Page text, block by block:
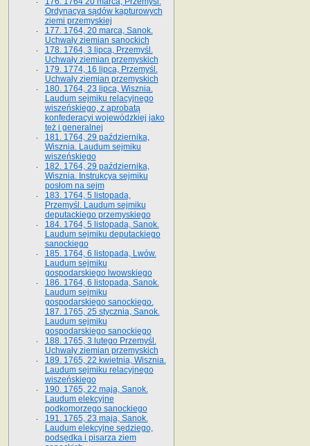
Ordynacya sądów kapturowych
ziemi przemyskiej
177. 1764, 20 marca, Sanok.
Uchwały ziemian sanockich
178. 1764, 3 lipca, Przemyśl.
Uchwały ziemian przemyskich
179. 1774, 16 lipca, Przemyśl.
Uchwały ziemian przemyskich
180. 1764, 23 lipca, Wisznia.
Laudum sejmiku relacyjnego
wiszeńskiego, z aprobatą
konfederacyi wojewódzkiej jako
też i generalnej
181. 1764, 29 października,
Wisznia. Laudum sejmiku
wiszeńskiego
182. 1764, 29 października,
Wisznia. Instrukcya sejmiku
posłom na sejm
183. 1764, 5 listopada,
Przemyśl. Laudum sejmiku
deputackiego przemyskiego
184. 1764, 5 listopada, Sanok.
Laudum sejmiku deputackiego
sanockiego
185. 1764, 6 listopada, Lwów.
Laudum sejmiku
gospodarskiego lwowskiego
186. 1764, 6 listopada, Sanok.
Laudum sejmiku
gospodarskiego sanockiego.
187. 1765, 25 stycznia, Sanok.
Laudum sejmiku
gospodarskiego sanockiego
188. 1765, 3 lutego Przemyśl.
Uchwały ziemian przemyskich
189. 1765, 22 kwietnia, Wisznia.
Laudum sejmiku relacyjnego
wiszeńskiego
190. 1765, 22 maja, Sanok.
Laudum elekcyjne
podkomorzego sanockiego
191. 1765, 23 maja, Sanok.
Laudum elekcyjne sędziego,
podsędka i pisarza ziem